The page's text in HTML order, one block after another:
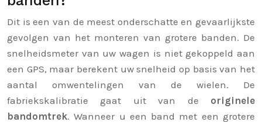
Dit is een van de meest onderschatte en gevaarlijkste
gevolgen van het monteren van grotere banden. De
snelheidsmeter van uw wagen is niet gekoppeld aan
een GPS, maar berekent uw snelheid op basis van het
aantal omwentelingen van de wielen. De
fabriekskalibratie gaat uit van de originele
bandomtrek. Wanneer u een band met een grotere